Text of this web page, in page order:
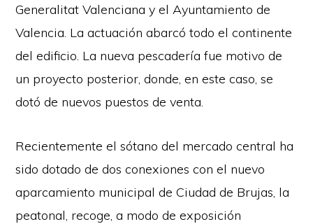
Generalitat Valenciana y el Ayuntamiento de
Valencia. La actuación abarcó todo el continente
del edificio. La nueva pescadería fue motivo de
un proyecto posterior, donde, en este caso, se
dotó de nuevos puestos de venta.
Recientemente el sótano del mercado central ha
sido dotado de dos conexiones con el nuevo
aparcamiento municipal de Ciudad de Brujas, la
peatonal, recoge, a modo de exposición